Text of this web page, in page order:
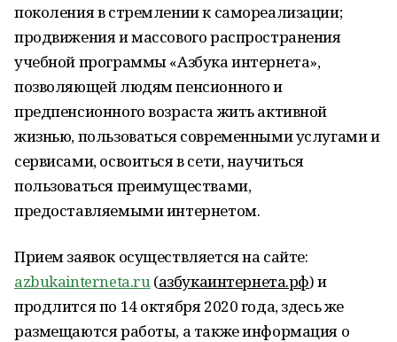
поколения в стремлении к самореализации;
продвижения и массового распространения
учебной программы «Азбука интернета»,
позволяющей людям пенсионного и
предпенсионного возраста жить активной
жизнью, пользоваться современными услугами и
сервисами, освоиться в сети, научиться
пользоваться преимуществами,
предоставляемыми интернетом.
Прием заявок осуществляется на сайте:
azbukainterneta.ru(азбукаинтернета.рф) и
продлится по 14 октября 2020 года, здесь же
размещаются работы, а также информация о